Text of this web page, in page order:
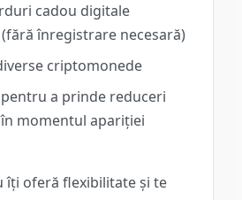
cadou digitale
înregistrare necesară)
criptomonede
a prinde reduceri
în momentul apariției
îți oferă flexibilitate și te